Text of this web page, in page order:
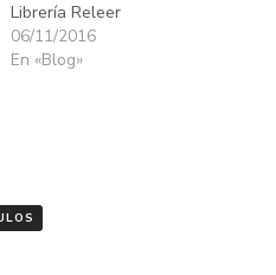
Librería Releer
06/11/2016
En «Blog»